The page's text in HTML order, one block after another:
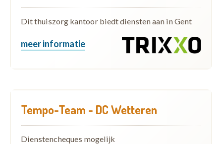
Dit thuiszorg kantoor biedt diensten aan in Gent
meer informatie
Tempo-Team - DC Wetteren
Dienstencheques mogelijk